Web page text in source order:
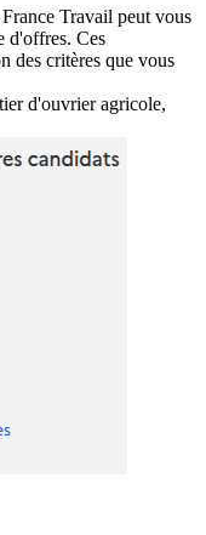
Travail peut vous
d'offres. Ces
des critères que vous
d'ouvrier agricole,